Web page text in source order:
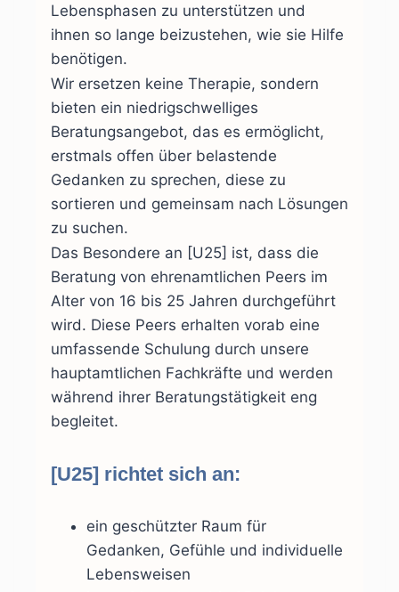
Lebensphasen zu unterstützen und
ihnen so lange beizustehen, wie sie Hilfe
benötigen.
Wir ersetzen keine Therapie, sondern
bieten ein niedrigschwelliges
Beratungsangebot, das es ermöglicht,
erstmals offen über belastende
Gedanken zu sprechen, diese zu
sortieren und gemeinsam nach Lösungen
zu suchen.
Das Besondere an [U25] ist, dass die
Beratung von ehrenamtlichen Peers im
Alter von 16 bis 25 Jahren durchgeführt
wird. Diese Peers erhalten vorab eine
umfassende Schulung durch unsere
hauptamtlichen Fachkräfte und werden
während ihrer Beratungstätigkeit eng
begleitet.
[U25] richtet sich an:
ein geschützter Raum für
Gedanken, Gefühle und individuelle
Lebensweisen